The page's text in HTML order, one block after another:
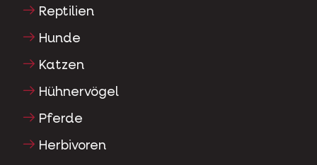
Reptilien
Hunde
Katzen
Hühnervögel
Pferde
Herbivoren